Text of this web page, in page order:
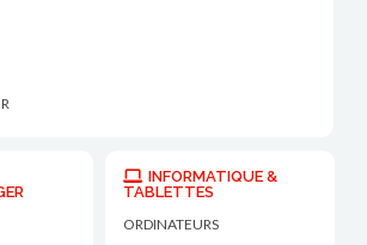
INFORMATIQUE &
TABLETTES
ORDINATEURS